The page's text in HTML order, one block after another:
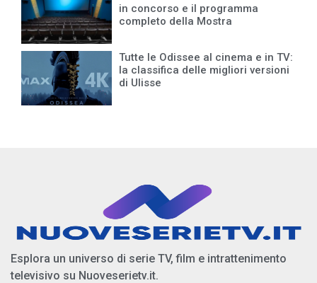
in concorso e il programma
completo della Mostra
Tutte le Odissee al cinema e in TV:
la classifica delle migliori versioni
di Ulisse
Esplora un universo di serie TV, film e intrattenimento
televisivo su Nuoveserietv.it.